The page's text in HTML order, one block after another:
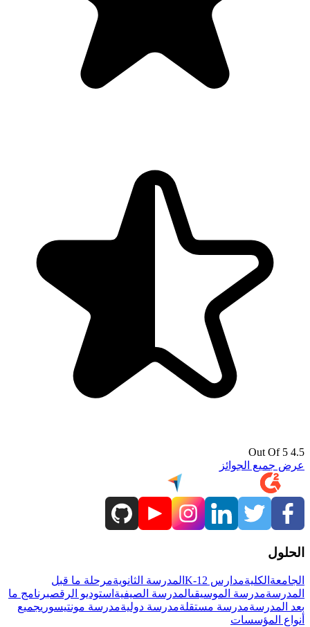
4.5 Out Of 5
عرض جميع الجوائز
الحلول
الجامعة الكليةمدارس K-12 المدرسة الثانويةمرحلة ما قبل
المدرسةمدرسة الموسيقىالمدرسة الصيفية استوديو الرقصبرنامج ما
بعد المدرسةمدرسة مستقلةمدرسة دوليةمدرسة مونتيسوريجميع
أنواع المؤسسات